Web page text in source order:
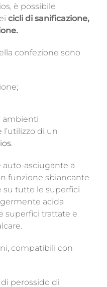
è possibile
cicli di sanificazione,
confezione sono
ambienti
di un
.
asciugante a
funzione sbiancante
su tutte le superfici
acida
superfici trattate e
compatibili con
di perossido di